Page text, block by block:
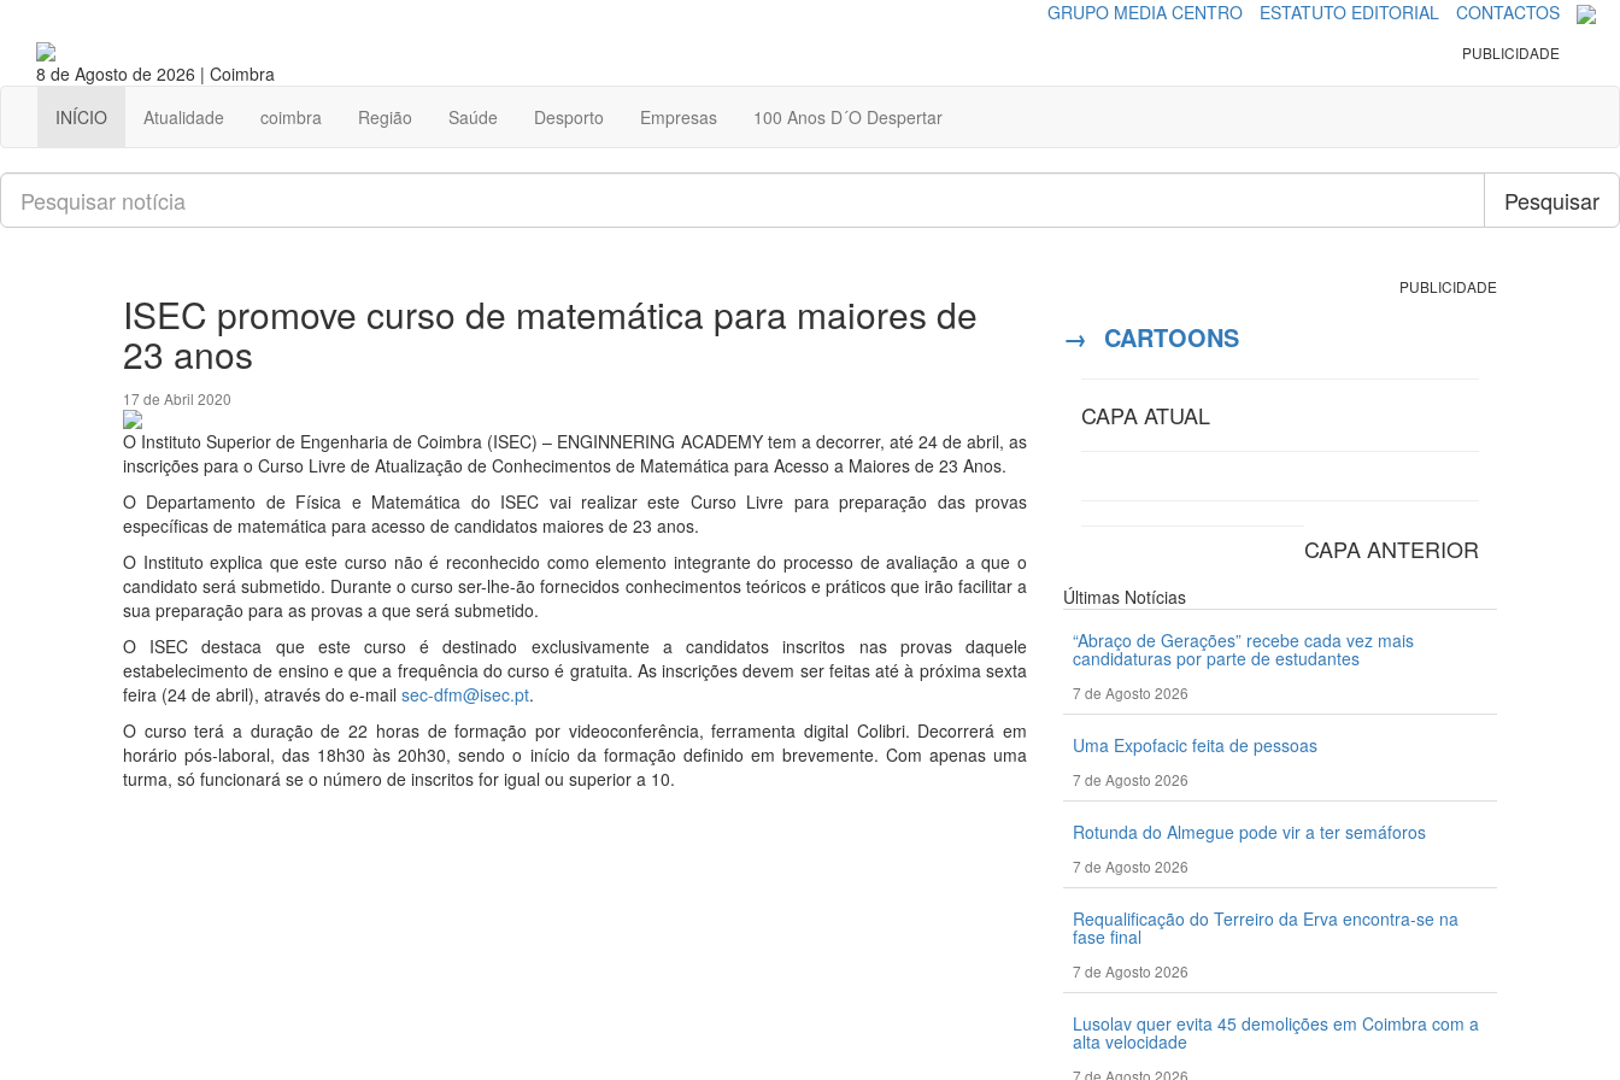
GRUPO MEDIA CENTRO ESTATUTO EDITORIAL CONTACTOS
8 de Agosto de 2026 | Coimbra
PUBLICIDADE
INÍCIO Atualidade coimbra Região Saúde Desporto Empresas 100 Anos D´O Despertar
Pesquisar
Pesquisar
ISEC promove curso de matemática para maiores de
23 anos
17 de Abril 2020
O Instituto Superior de Engenharia de Coimbra (ISEC) – ENGINNERING ACADEMY tem a decorrer, até 24 de abril, as
inscrições para o Curso Livre de Atualização de Conhecimentos de Matemática para Acesso a Maiores de 23 Anos.
O Departamento de Física e Matemática do ISEC vai realizar este Curso Livre para preparação das provas
específicas de matemática para acesso de candidatos maiores de 23 anos.
O Instituto explica que este curso não é reconhecido como elemento integrante do processo de avaliação a que o
candidato será submetido. Durante o curso ser-lhe-ão fornecidos conhecimentos teóricos e práticos que irão facilitar a
sua preparação para as provas a que será submetido.
O ISEC destaca que este curso é destinado exclusivamente a candidatos inscritos nas provas daquele
estabelecimento de ensino e que a frequência do curso é gratuita. As inscrições devem ser feitas até à próxima sexta
feira (24 de abril), através do e-mail sec-dfm@isec.pt.
O curso terá a duração de 22 horas de formação por videoconferência, ferramenta digital Colibri. Decorrerá em
horário pós-laboral, das 18h30 às 20h30, sendo o início da formação definido em brevemente. Com apenas uma
turma, só funcionará se o número de inscritos for igual ou superior a 10.
PUBLICIDADE
→ CARTOONS
CAPA ATUAL
CAPA ANTERIOR
Últimas Notícias
“Abraço de Gerações” recebe cada vez mais
candidaturas por parte de estudantes
7 de Agosto 2026
Uma Expofacic feita de pessoas
7 de Agosto 2026
Rotunda do Almegue pode vir a ter semáforos
7 de Agosto 2026
Requalificação do Terreiro da Erva encontra-se na
fase final
7 de Agosto 2026
Lusolav quer evita 45 demolições em Coimbra com a
alta velocidade
7 de Agosto 2026